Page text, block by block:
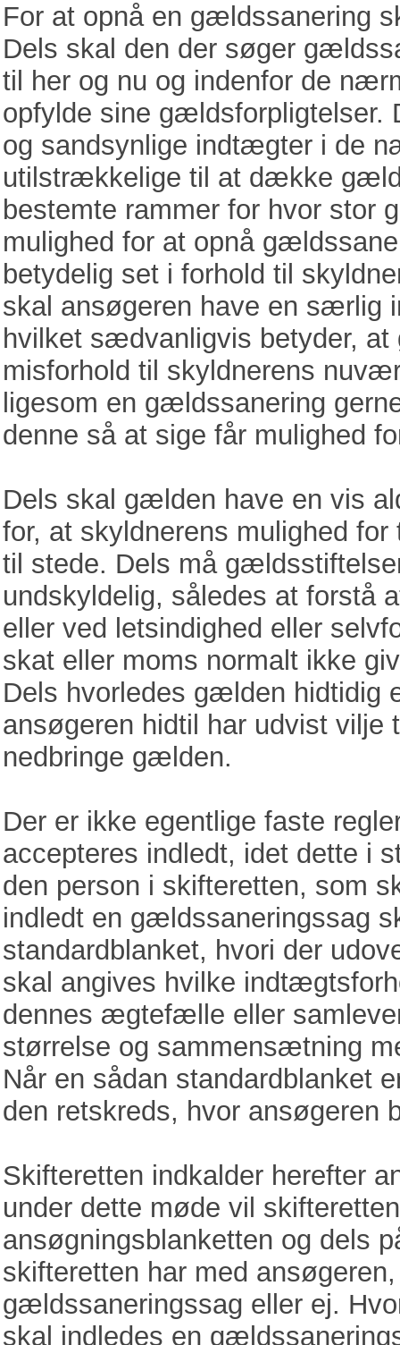
For at opnå en gældssanering
Dels skal den der søger
til her og nu og indenfor de
opfylde sine gældsforpligtelser.
og sandsynlige indtægter i de
utilstrækkelige til at dække
bestemte rammer for hvor
mulighed for at opnå
betydelig set i forhold til
skal ansøgeren have en særlig
hvilket sædvanligvis betyder,
misforhold til skyldnerens
ligesom en gældssanering
denne så at sige får mulighed
Dels skal gælden have en vis
for, at skyldnerens mulighed
til stede. Dels må
undskyldelig, således at forstå
eller ved letsindighed eller
skat eller moms normalt ikke
Dels hvorledes gælden hidtidig
ansøgeren hidtil har udvist
nedbringe gælden.
Der er ikke egentlige faste
accepteres indledt, idet dette i
den person i skifteretten, som
indledt en gældssaneringssag
standardblanket, hvori der
skal angives hvilke
dennes ægtefælle eller
størrelse og sammensætning
Når en sådan standardblanket
den retskreds, hvor ansøgeren
Skifteretten indkalder herefter
under dette møde vil
ansøgningsblanketten og dels
skifteretten har med
gældssaneringssag eller ej.
skal indledes en